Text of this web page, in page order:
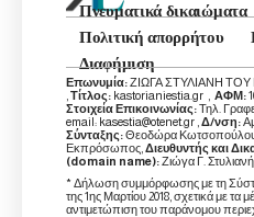
Πνευματικά δικαιώματα
Πολιτική απορρήτου
Διαφήμιση
Επωνυμία:ΖΙΩΓΑ ΣΤΥΛΙΑΝΗ ΤΟΥ
Τίτλος: kastorianiestia.gr , ΑΦΜ:
Στοιχεία Επικοινωνίας:Τηλ.
email: kasestia@otenet.gr , Δ/νση:
Σύνταξης:Θεοδώρα Κωτσοπούλου ,
Εκπρόσωπος, Διευθυντής και
(domain name):Ζιώγα Γ. Στυλιανή
* Δήλωση συμμόρφωσης με τη
της 1ης Μαρτίου 2018, σχετικά με τα
αντιμετώπιση του παράνομου